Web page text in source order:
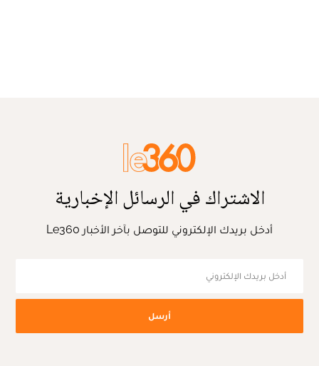
الاشتراك في الرسائل الإخبارية
أدخل بريدك الإلكتروني للتوصل بآخر الأخبار Le360
أرسل